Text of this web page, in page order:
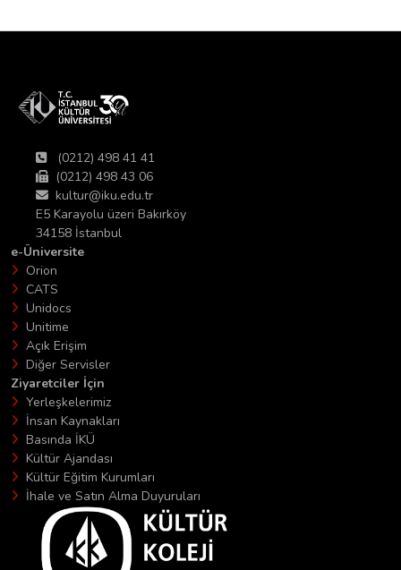
(0212) 498 41 41
(0212) 498 43 06
kultur@iku.edu.tr
E5 Karayolu üzeri Bakırköy
34158 İstanbul
e-Üniversite
Orion
CATS
Unidocs
Unitime
Açık Erişim
Diğer Servisler
Ziyaretciler İçin
Yerleşkelerimiz
İnsan Kaynakları
Basında İKÜ
Kültür Ajandası
Kültür Eğitim Kurumları
İhale ve Satın Alma Duyuruları